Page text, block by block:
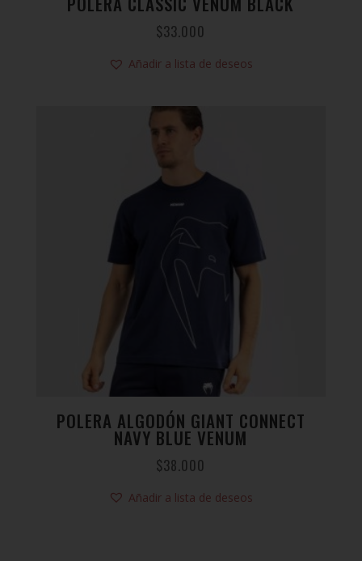
$33.000
Añadir a lista de deseos
POLERA ALGODÓN GIANT CONNECT
NAVY BLUE VENUM
$38.000
Añadir a lista de deseos